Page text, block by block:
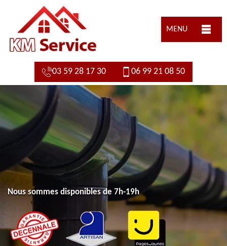
MENU
03 59 28 17 30 06 99 21 08 50
Nous sommes disponibles de 7h-19h